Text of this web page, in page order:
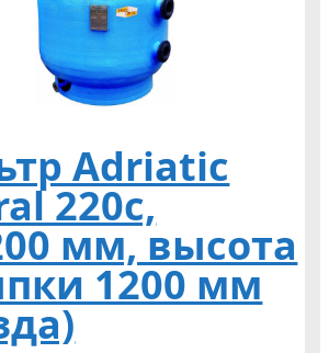
Adriatic
220c,
мм, высота
1200 мм